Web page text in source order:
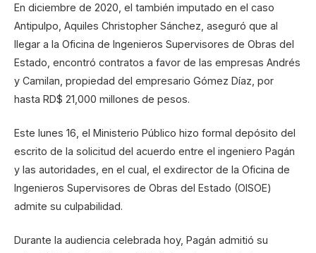
En diciembre de 2020, el también imputado en el caso
Antipulpo, Aquiles Christopher Sánchez, aseguró que al
llegar a la Oficina de Ingenieros Supervisores de Obras del
Estado, encontró contratos a favor de las empresas Andrés
y Camilan, propiedad del empresario Gómez Díaz, por
hasta RD$ 21,000 millones de pesos.
Este lunes 16, el Ministerio Público hizo formal depósito del
escrito de la solicitud del acuerdo entre el ingeniero Pagán
y las autoridades, en el cual, el exdirector de la Oficina de
Ingenieros Supervisores de Obras del Estado (OISOE)
admite su culpabilidad.
Durante la audiencia celebrada hoy, Pagán admitió su